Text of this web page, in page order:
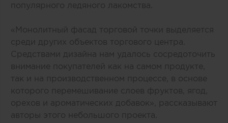
популярного ледяного лакомства.
«Монолитный фасад торговой точки выделяется
среди других объектов торгового центра.
Средствами дизайна нам удалось сосредоточить
внимание покупателей как на самом продукте,
так и на производственном процессе, в основе
которого перемешивание слоев фруктов, ягод,
орехов и ароматических добавок», рассказывают
авторы этого небольшого проекта.